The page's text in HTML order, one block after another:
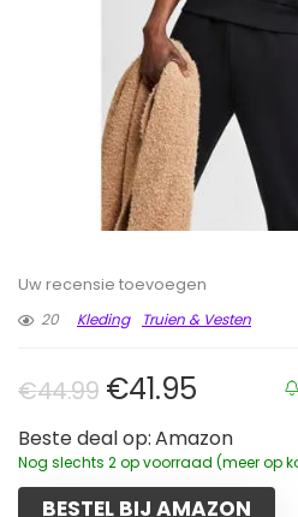
Uw recensie toevoegen
20
Kleding Truien & Vesten
€44.99 €41.95
Beste deal op: Amazon
Nog slechts 2 op voorraad (meer op
BESTEL BIJ AMAZON